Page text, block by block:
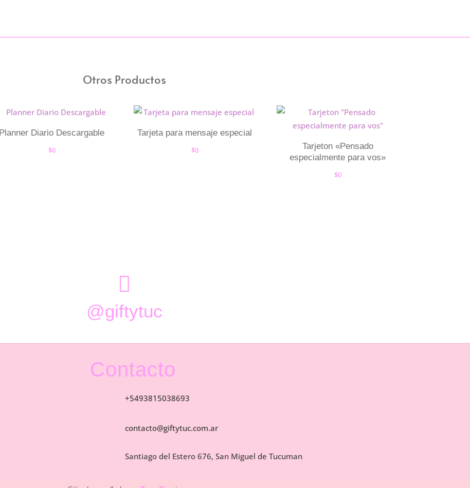
Otros Productos
Planner Diario Descargable
$0
Tarjeta para mensaje especial
$0
Tarjeton «Pensado
especialmente para vos»
$0

@giftytuc
Contacto
+5493815038693
contacto@giftytuc.com.ar
Santiago del Estero 676, San Miguel de Tucuman